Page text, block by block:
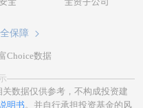
保障
Choice数据
数据仅供参考，不构成投资建
明书。并自行承担投资基金的风